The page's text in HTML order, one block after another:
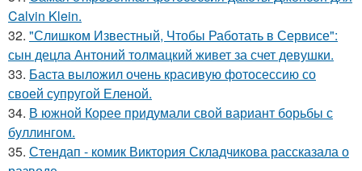
Calvin Klein.
32. "Слишком Известный, Чтобы Работать в Сервисе":
сын децла Антоний толмацкий живет за счет девушки.
33. Баста выложил очень красивую фотосессию со
своей супругой Еленой.
34. В южной Корее придумали свой вариант борьбы с
буллингом.
35. Стендап - комик Виктория Складчикова рассказала о